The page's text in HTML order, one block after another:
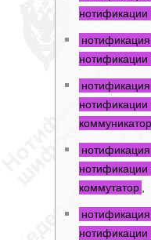
коммуникатор
коммутатор